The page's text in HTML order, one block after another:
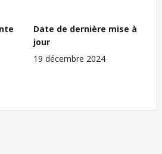
Date de dernière mise à
jour
19 décembre 2024